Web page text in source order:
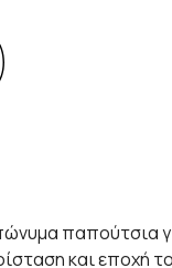
παπούτσια
και εποχή